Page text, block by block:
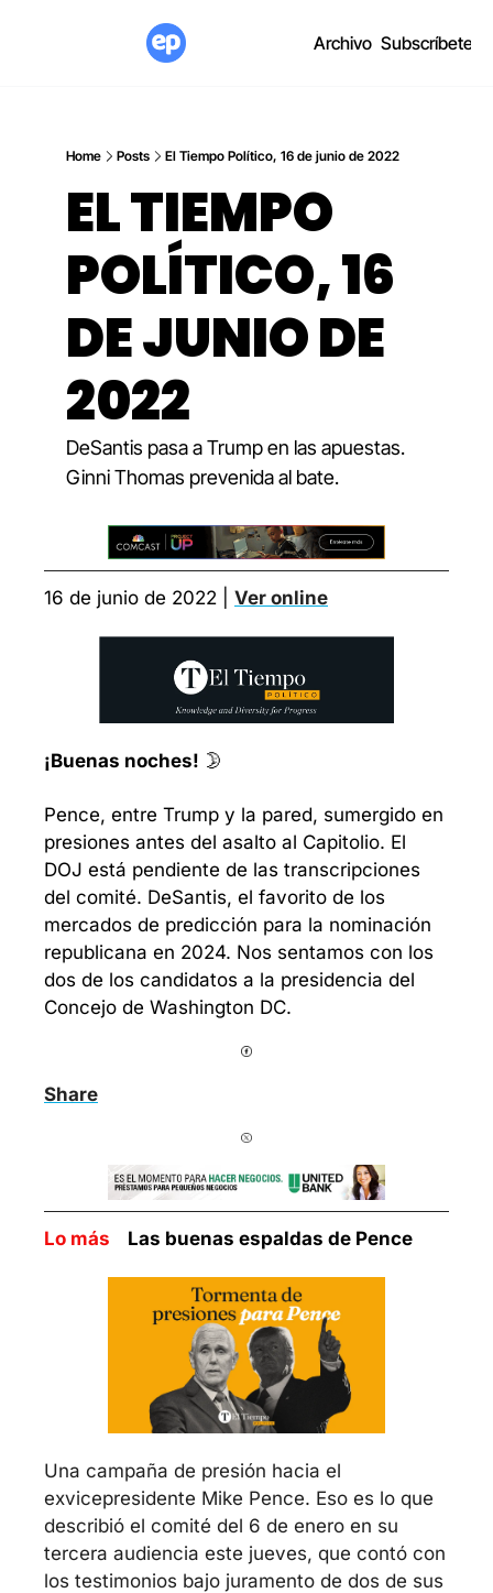
Archivo Subscríbete
Home Posts El Tiempo Político, 16 de junio de 2022
EL TIEMPO
POLÍTICO, 16
DE JUNIO DE
2022
DeSantis pasa a Trump en las apuestas.
Ginni Thomas prevenida al bate.
16 de junio de 2022 | Ver online
¡Buenas noches! 🌛
Pence, entre Trump y la pared, sumergido en
presiones antes del asalto al Capitolio. El
DOJ está pendiente de las transcripciones
del comité. DeSantis, el favorito de los
mercados de predicción para la nominación
republicana en 2024. Nos sentamos con los
dos de los candidatos a la presidencia del
Concejo de Washington DC.
Share
Lo más Las buenas espaldas de Pence
Una campaña de presión hacia el
exvicepresidente Mike Pence. Eso es lo que
describió el comité del 6 de enero en su
tercera audiencia este jueves, que contó con
los testimonios bajo juramento de dos de sus